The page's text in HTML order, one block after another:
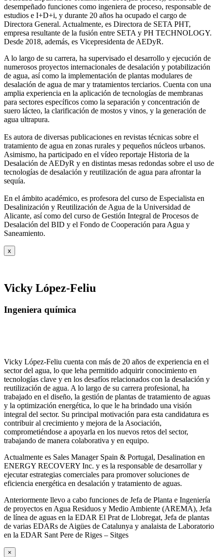
desempeñado funciones como ingeniera de proceso, responsable de
estudios e I+D+i, y durante 20 años ha ocupado el cargo de
Directora General. Actualmente, es Directora de SETA PHT,
empresa resultante de la fusión entre SETA y PH TECHNOLOGY.
Desde 2018, además, es Vicepresidenta de AEDyR.
A lo largo de su carrera, ha supervisado el desarrollo y ejecución de
numerosos proyectos internacionales de desalación y potabilización
de agua, así como la implementación de plantas modulares de
desalación de agua de mar y tratamientos terciarios. Cuenta con una
amplia experiencia en la aplicación de tecnologías de membranas
para sectores específicos como la separación y concentración de
suero lácteo, la clarificación de mostos y vinos, y la generación de
agua ultrapura.
Es autora de diversas publicaciones en revistas técnicas sobre el
tratamiento de agua en zonas rurales y pequeños núcleos urbanos.
Asimismo, ha participado en el vídeo reportaje Historia de la
Desalación de AEDyR y en distintas mesas redondas sobre el uso de
tecnologías de desalación y reutilización de agua para afrontar la
sequía.
En el ámbito académico, es profesora del curso de Especialista en
Desalinización y Reutilización de Agua de la Universidad de
Alicante, así como del curso de Gestión Integral de Procesos de
Desalación del BID y el Fondo de Cooperación para Agua y
Saneamiento.
x
Vicky López-Feliu
Ingeniera química
Vicky López-Feliu cuenta con más de 20 años de experiencia en el
sector del agua, lo que leha permitido adquirir conocimiento en
tecnologías clave y en los desafíos relacionados con la desalación y
reutilización de agua. A lo largo de su carrera profesional, ha
trabajado en el diseño, la gestión de plantas de tratamiento de aguas
y la optimización energética, lo que le ha brindado una visión
integral del sector. Su principal motivación para esta candidatura es
contribuir al crecimiento y mejora de la Asociación,
comprometiéndose a apoyarla en los nuevos retos del sector,
trabajando de manera colaborativa y en equipo.
Actualmente es Sales Manager Spain & Portugal, Desalination en
ENERGY RECOVERY Inc. y es la responsable de desarrollar y
ejecutar estrategias comerciales para promover soluciones de
eficiencia energética en desalación y tratamiento de aguas.
Anteriormente llevo a cabo funciones de Jefa de Planta e Ingeniería
de proyectos en Agua Residuos y Medio Ambiente (AREMA), Jefa
de línea de aguas en la EDAR El Prat de Llobregat, Jefa de plantas
de varias EDARs de Aigües de Catalunya y analaista de Laboratorio
en la EDAR Sant Pere de Riges – Sitges
×